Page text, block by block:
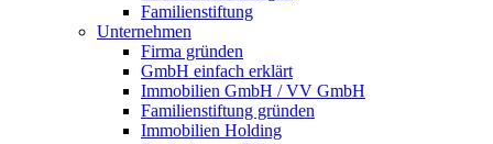
Familienstiftung
Unternehmen
Firma gründen
GmbH einfach erklärt
Immobilien GmbH / VV GmbH
Familienstiftung gründen
Immobilien Holding